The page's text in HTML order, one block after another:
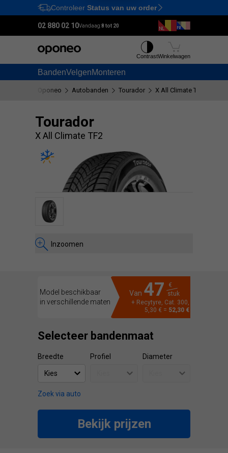
Ctrl M
Controleer Status van uw order
02 880 02 10Vandaag:8 tot 20
BandenVelgenMonteren
ContrastWinkelwagen
Oponeo Autobanden Tourador X All Climate TF2
Tourador
X All Climate TF2
Inzoomen
Model beschikbaar
in verschillende maten
Van 47
€
stuk
+ Recytyre, Cat. 300,
5,30 € = 52,30 €
Selecteer bandenmaat
Breedte Profiel Diameter
Zoek via auto
Bekijk prijzen